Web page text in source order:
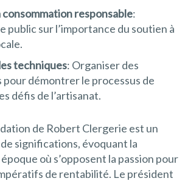
consommation responsable:
public sur l’importance du soutien à
techniques: Organiser des
pour démontrer le processus de
défis de l’artisanat.
de Robert Clergerie est un
significations, évoquant la
où s’opposent la passion pour
de rentabilité. Le président